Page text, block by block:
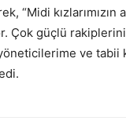
“Midi kızlarımızın
Çok güçlü
ve tabii